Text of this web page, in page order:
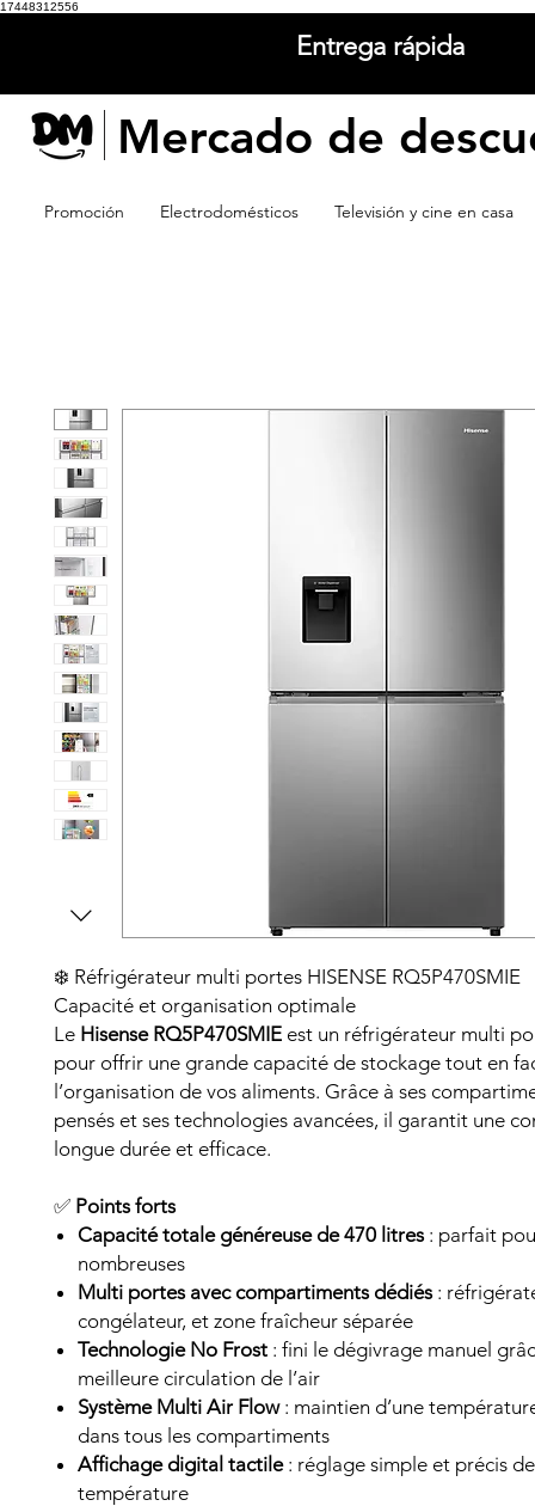
17448312556
Entrega rápida
Mercado de
Promoción Electrodomésticos Televisión y cine en casa
❄️ Réfrigérateur multi portes HISENSE RQ5P470SMIE
Capacité et organisation optimale
Le Hisense RQ5P470SMIE est un réfrigérateur multi
pour offrir une grande capacité de stockage tout en
l’organisation de vos aliments. Grâce à ses
pensés et ses technologies avancées, il garantit une
longue durée et efficace.
✅ Points forts
Capacité totale généreuse de 470 litres: parfait
nombreuses
Multi portes avec compartiments dédiés:
congélateur, et zone fraîcheur séparée
Technologie No Frost : fini le dégivrage manuel
meilleure circulation de l’air
Système Multi Air Flow: maintien d’une
dans tous les compartiments
Affichage digital tactile: réglage simple et précis
température